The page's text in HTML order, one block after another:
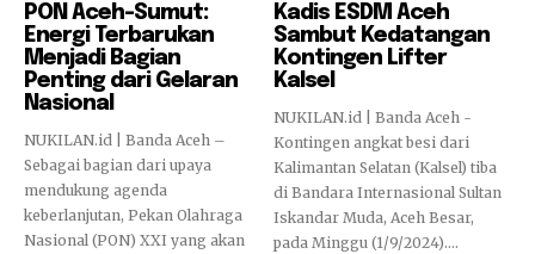
PON Aceh-Sumut:
Energi Terbarukan
Menjadi Bagian
Penting dari Gelaran
Nasional
NUKILAN.id | Banda Aceh –
Sebagai bagian dari upaya
mendukung agenda
keberlanjutan, Pekan Olahraga
Nasional (PON) XXI yang akan
Kadis ESDM Aceh
Sambut Kedatangan
Kontingen Lifter
Kalsel
NUKILAN.id | Banda Aceh -
Kontingen angkat besi dari
Kalimantan Selatan (Kalsel) tiba
di Bandara Internasional Sultan
Iskandar Muda, Aceh Besar,
pada Minggu (1/9/2024)....